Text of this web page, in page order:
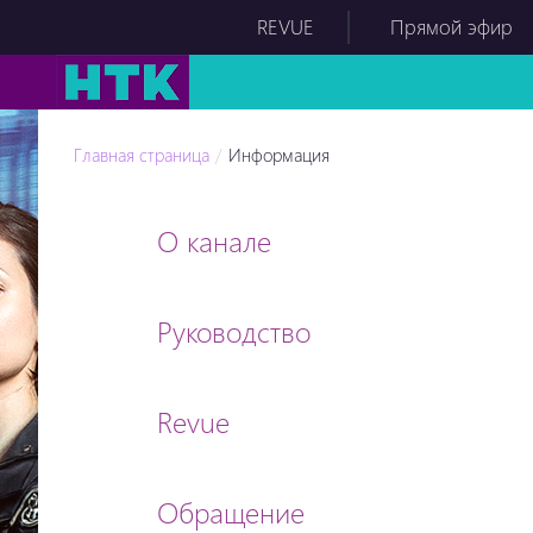
REVUE Прямой эфир
Главная страница Информация
О канале
Руководство
Revue
Обращение